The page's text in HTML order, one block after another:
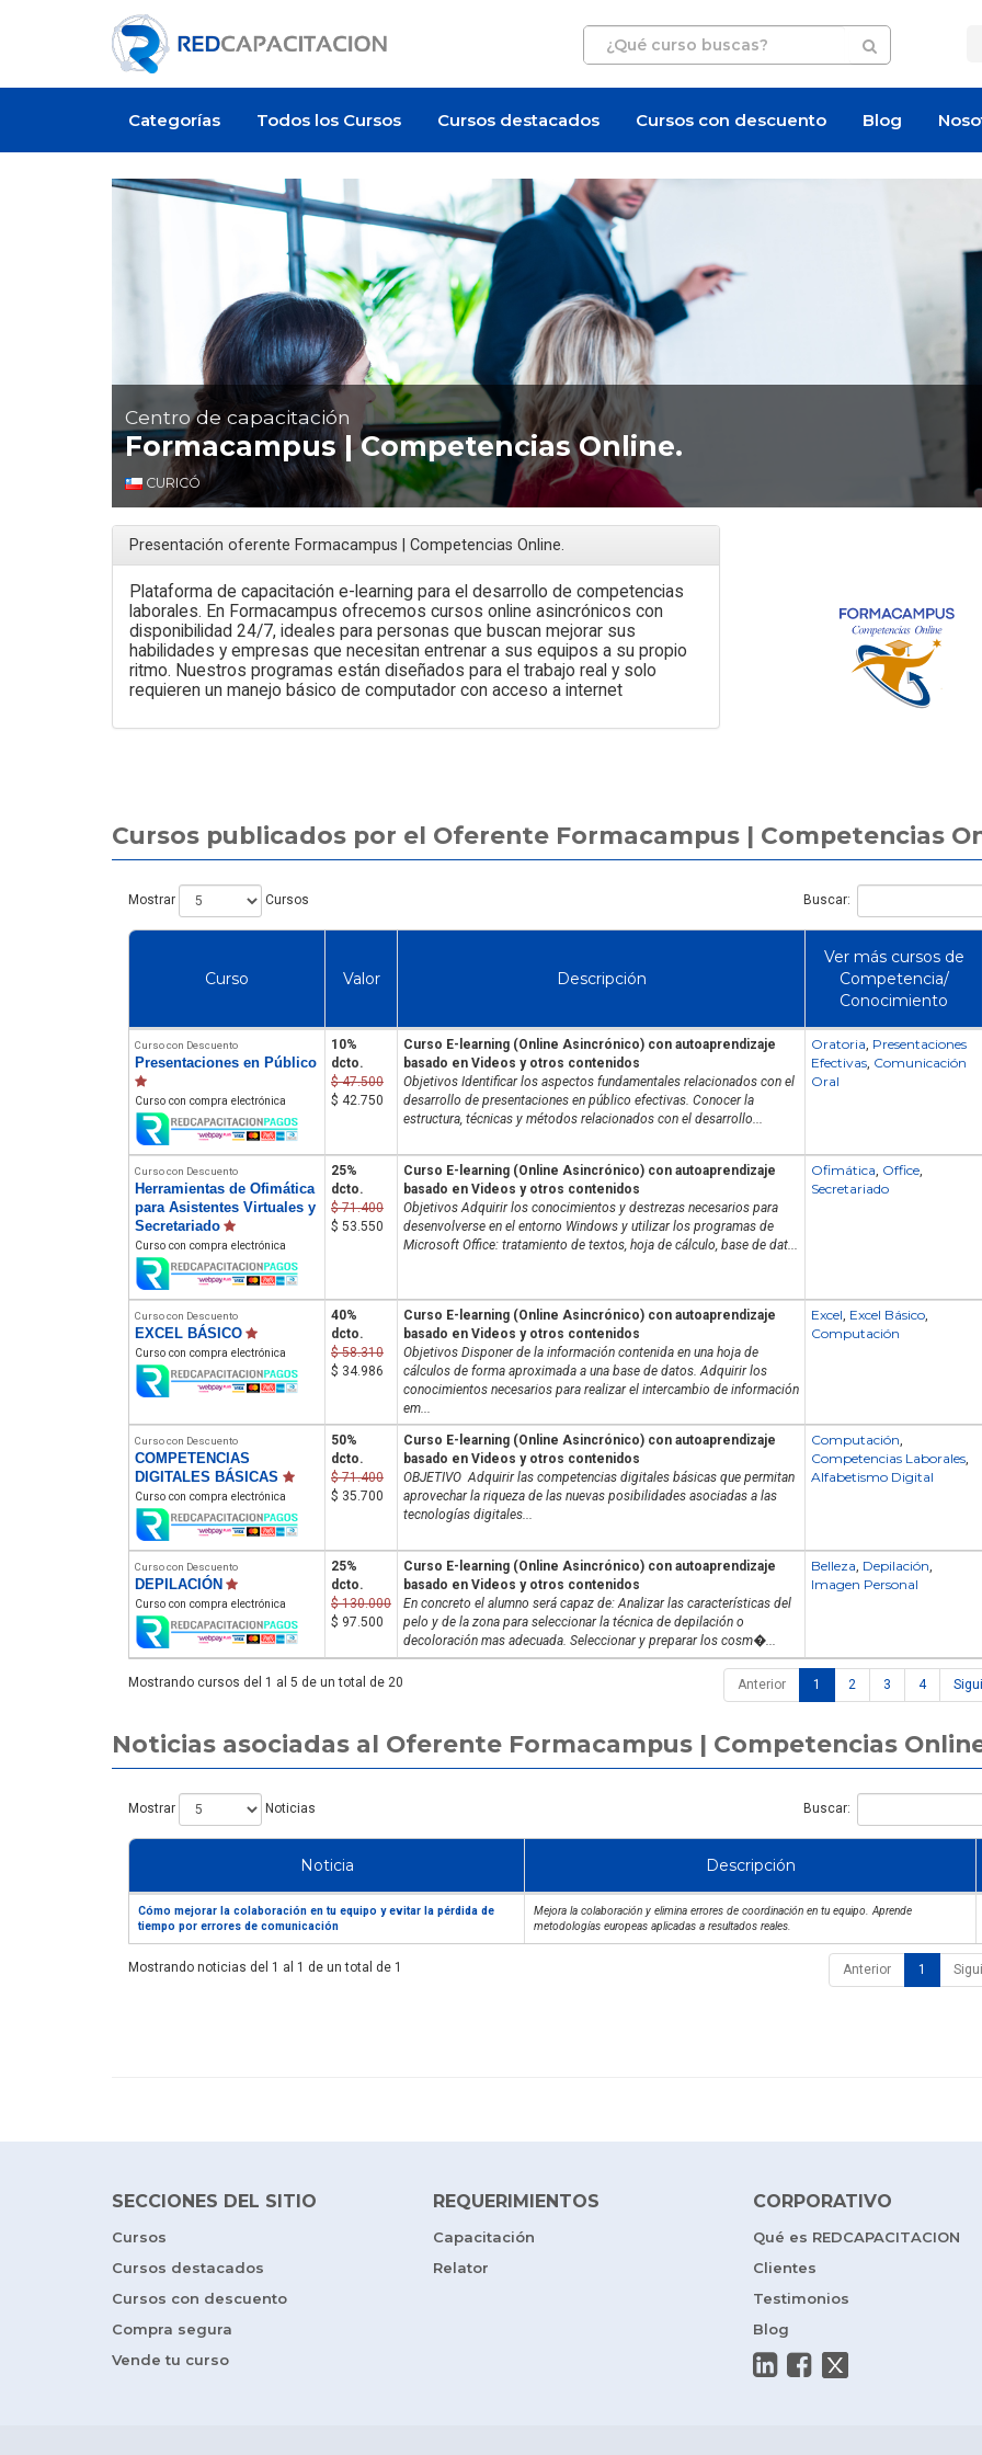
Categorías Todos los Cursos Cursos destacados Cursos con descuento Blog
Centro de capacitación
Formacampus | Competencias Online.
CURICÓ
Presentación oferente Formacampus | Competencias Online.
Plataforma de capacitación e-learning para el desarrollo de competencias
laborales. En Formacampus ofrecemos cursos online asincrónicos con
disponibilidad 24/7, ideales para personas que buscan mejorar sus
habilidades y empresas que necesitan entrenar a sus equipos a su propio
ritmo. Nuestros programas están diseñados para el trabajo real y solo
requieren un manejo básico de computador con acceso a internet
Cursos publicados por el Oferente Formacampus | Competencias
Mostrar Cursos Buscar:
Curso Valor Descripción
Ver más cursos de
Competencia/
Conocimiento
Curso con Descuento
Presentaciones en Público
Curso con compra electrónica
10%
dcto.
$ 47.500
$ 42.750
Curso E-learning (Online Asincrónico) con autoaprendizaje
basado en Videos y otros contenidos
Objetivos Identificar los aspectos fundamentales relacionados con el
desarrollo de presentaciones en público efectivas. Conocer la
estructura, técnicas y métodos relacionados con el desarrollo...
Oratoria, Presentaciones
Efectivas, Comunicación
Oral
Curso con Descuento
Herramientas de Ofimática
para Asistentes Virtuales y
Secretariado
Curso con compra electrónica
25%
dcto.
$ 71.400
$ 53.550
Curso E-learning (Online Asincrónico) con autoaprendizaje
basado en Videos y otros contenidos
Objetivos Adquirir los conocimientos y destrezas necesarios para
desenvolverse en el entorno Windows y utilizar los programas de
Microsoft Office: tratamiento de textos, hoja de cálculo, base de dat...
Ofimática, Office,
Secretariado
Curso con Descuento
EXCEL BÁSICO
Curso con compra electrónica
40%
dcto.
$ 58.310
$ 34.986
Curso E-learning (Online Asincrónico) con autoaprendizaje
basado en Videos y otros contenidos
Objetivos Disponer de la información contenida en una hoja de
cálculos de forma aproximada a una base de datos. Adquirir los
conocimientos necesarios para realizar el intercambio de información
em...
Excel, Excel Básico,
Computación
Curso con Descuento
COMPETENCIAS
DIGITALES BÁSICAS
Curso con compra electrónica
50%
dcto.
$ 71.400
$ 35.700
Curso E-learning (Online Asincrónico) con autoaprendizaje
basado en Videos y otros contenidos
OBJETIVO Adquirir las competencias digitales básicas que permitan
aprovechar la riqueza de las nuevas posibilidades asociadas a las
tecnologías digitales...
Computación,
Competencias Laborales,
Alfabetismo Digital
Curso con Descuento
DEPILACIÓN
Curso con compra electrónica
25%
dcto.
$ 130.000
$ 97.500
Curso E-learning (Online Asincrónico) con autoaprendizaje
basado en Videos y otros contenidos
En concreto el alumno será capaz de: Analizar las características del
pelo y de la zona para seleccionar la técnica de depilación o
decoloración mas adecuada. Seleccionar y preparar los cosm�...
Belleza, Depilación,
Imagen Personal
Mostrando cursos del 1 al 5 de un total de 20 Anterior 1 2 3 4
Noticias asociadas al Oferente Formacampus | Competencias
Mostrar Noticias Buscar:
Noticia Descripción
Cómo mejorar la colaboración en tu equipo y evitar la pérdida de
tiempo por errores de comunicación
Mejora la colaboración y elimina errores de coordinación en tu equipo. Aprende
metodologías europeas aplicadas a resultados reales.
Mostrando noticias del 1 al 1 de un total de 1 Anterior 1
modalidades, precios y cómo
elegir el formato correcto
Artículo
¿Qué bonos y
son imponibles
SECCIONES DEL SITIO
Cursos
Cursos destacados
Cursos con descuento
Compra segura
Vende tu curso
REQUERIMIENTOS
Capacitación
Relator
CORPORATIVO
Qué es REDCAPACITACION
Clientes
Testimonios
Blog